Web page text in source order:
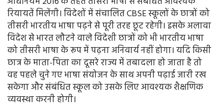
रियायतें मिलेंगी। विदेशों में संचालित CBSE स्कूलों के छात्रों को
तीसरी भारतीय भाषा पढ़ने से पूरी तरह छूट रहेगी। इसके अलावा
विदेश से भारत लौटने वाले विदेशी छात्रों को भी भारतीय भाषा
को तीसरी भाषा के रूप में पढ़ना अनिवार्य नहीं होगा। यदि किसी
छात्र के माता-पिता का दूसरे राज्य में तबादला हो जाता है तो
वह पहले चुने गए भाषा संयोजन के साथ अपनी पढ़ाई जारी रख
सकेगा और संबंधित स्कूल को उसके लिए आवश्यक शैक्षणिक
व्यवस्था करनी होगी।